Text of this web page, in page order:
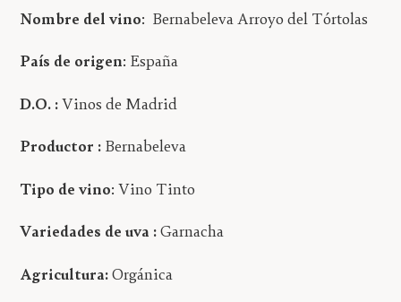
Nombre del vino: Bernabeleva Arroyo del Tórtolas
País de origen: España
D.O. :Vinos de Madrid
Productor : Bernabeleva
Tipo de vino: Vino Tinto
Variedades de uva :Garnacha
Agricultura:Orgánica